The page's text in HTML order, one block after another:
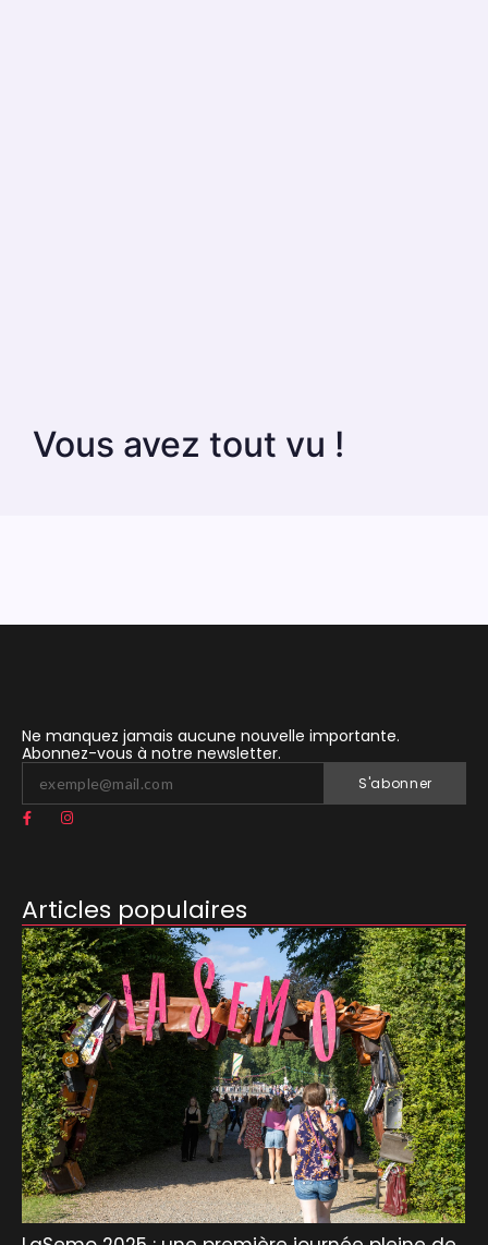
Vous avez tout vu !
Ne manquez jamais aucune nouvelle importante.
Abonnez-vous à notre newsletter.
S'abonner
Articles populaires